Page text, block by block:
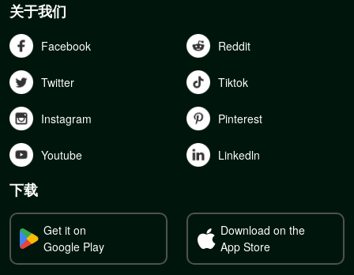
关于我们
Facebook Reddit
Twitter Tiktok
Instagram Pinterest
Youtube Linkedln
下载
Get it on
Google Play
Download on the
App Store